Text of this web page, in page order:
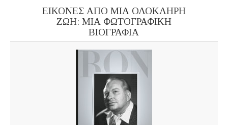
ΕΙΚΟΝΕΣ ΑΠΟ ΜΙΑ ΟΛΟΚΛΗΡΗ
ΖΩΗ: ΜΙΑ ΦΩΤΟΓΡΑΦΙΚΗ
ΒΙΟΓΡΑΦΙΑ